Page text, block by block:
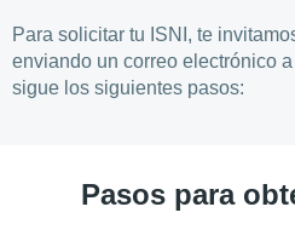
Para solicitar tu ISNI, te
enviando un correo electrónico a
sigue los siguientes pasos:
Pasos para